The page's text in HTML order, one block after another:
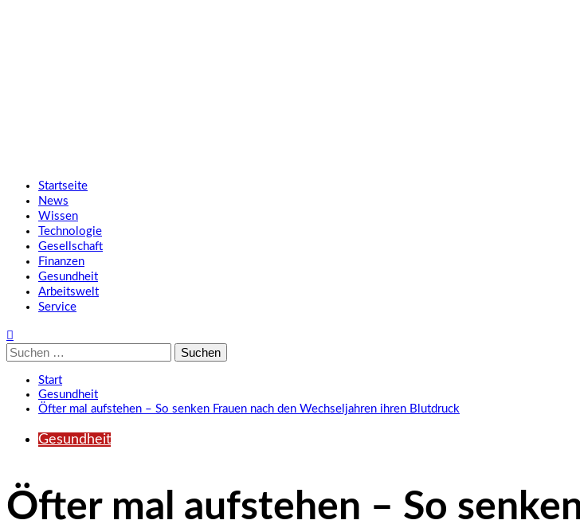
Startseite
News
Wissen
Technologie
Gesellschaft
Finanzen
Gesundheit
Arbeitswelt
Service
Suche
nach:
Start
Gesundheit
Öfter mal aufstehen – So senken Frauen nach den Wechseljahren ihren Blutdruck
Gesundheit
Öfter mal aufstehen – So